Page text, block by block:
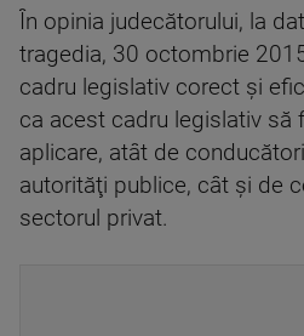
În opinia judecătorului, la
tragedia, 30 octombrie
cadru legislativ corect şi
ca acest cadru legislativ să
aplicare, atât de
autorităţi publice, cât şi de
sectorul privat.